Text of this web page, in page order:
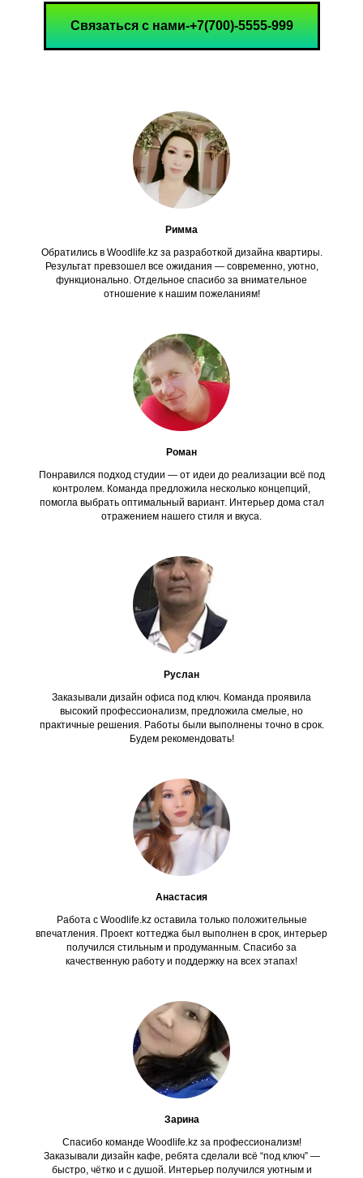
Связаться с нами-+7(700)-5555-999
Римма
Обратились в Woodlife.kz за разработкой дизайна квартиры.
Результат превзошел все ожидания — современно, уютно,
функционально. Отдельное спасибо за внимательное
отношение к нашим пожеланиям!
Роман
Понравился подход студии — от идеи до реализации всё под
контролем. Команда предложила несколько концепций,
помогла выбрать оптимальный вариант. Интерьер дома стал
отражением нашего стиля и вкуса.
Руслан
Заказывали дизайн офиса под ключ. Команда проявила
высокий профессионализм, предложила смелые, но
практичные решения. Работы были выполнены точно в срок.
Будем рекомендовать!
Анастасия
Работа с Woodlife.kz оставила только положительные
впечатления. Проект коттеджа был выполнен в срок, интерьер
получился стильным и продуманным. Спасибо за
качественную работу и поддержку на всех этапах!
Зарина
Спасибо команде Woodlife.kz за профессионализм!
Заказывали дизайн кафе, ребята сделали всё “под ключ” —
быстро, чётко и с душой. Интерьер получился уютным и